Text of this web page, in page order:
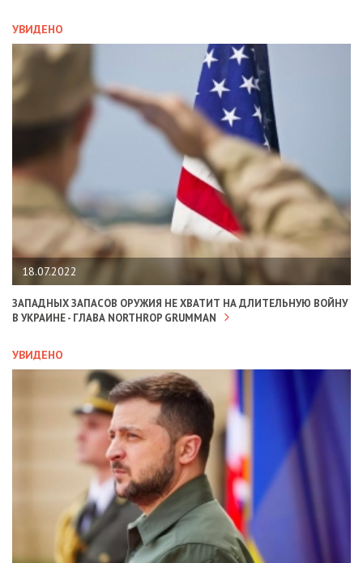
УВИДЕНО
18.07.2022
ЗАПАДНЫХ ЗАПАСОВ ОРУЖИЯ НЕ ХВАТИТ НА ДЛИТЕЛЬНУЮ ВОЙНУ
В УКРАИНЕ - ГЛАВА NORTHROP GRUMMAN
УВИДЕНО